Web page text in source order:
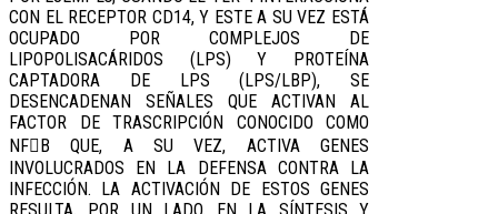
CON EL RECEPTOR CD14, Y ESTE A SU VEZ ESTÁ
OCUPADO POR COMPLEJOS DE
LIPOPOLISACÁRIDOS (LPS) Y PROTEÍNA
CAPTADORA DE LPS (LPS/LBP), SE
DESENCADENAN SEÑALES QUE ACTIVAN AL
FACTOR DE TRASCRIPCIÓN CONOCIDO COMO
NFB QUE, A SU VEZ, ACTIVA GENES
INVOLUCRADOS EN LA DEFENSA CONTRA LA
INFECCIÓN. LA ACTIVACIÓN DE ESTOS GENES